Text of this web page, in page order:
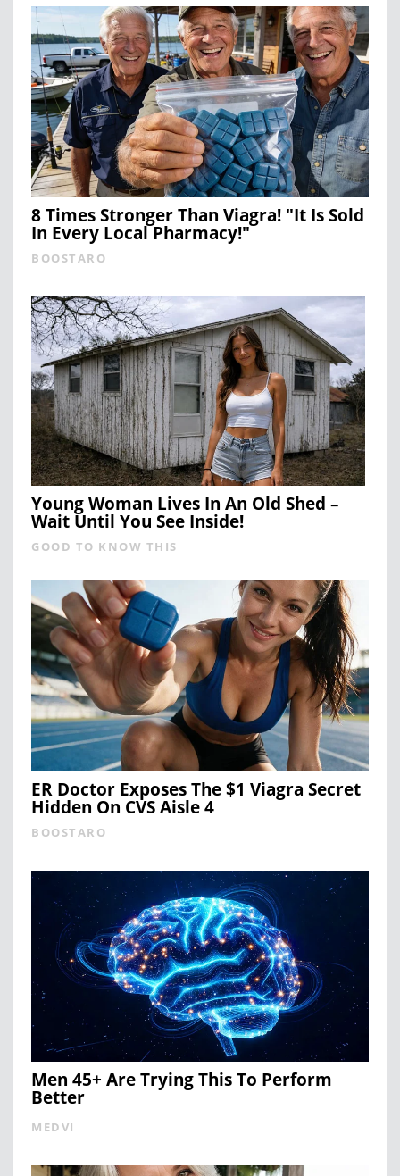
8 Times Stronger Than Viagra! "It Is Sold
In Every Local Pharmacy!"
BOOSTARO
Young Woman Lives In An Old Shed –
Wait Until You See Inside!
GOOD TO KNOW THIS
ER Doctor Exposes The $1 Viagra Secret
Hidden On CVS Aisle 4
BOOSTARO
Men 45+ Are Trying This To Perform
Better
MEDVI